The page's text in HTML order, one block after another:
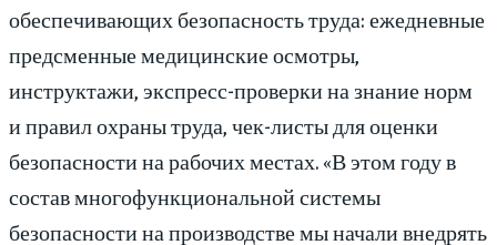
обеспечивающих безопасность труда: ежедневные
предсменные медицинские осмотры,
инструктажи, экспресс-проверки на знание норм
и правил охраны труда, чек-листы для оценки
безопасности на рабочих местах. «В этом году в
состав многофункциональной системы
безопасности на производстве мы начали внедрять